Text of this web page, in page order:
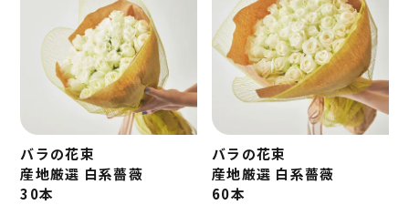
バラの花束
産地厳選 白系薔薇
30本
バラの花束
産地厳選 白系薔薇
60本